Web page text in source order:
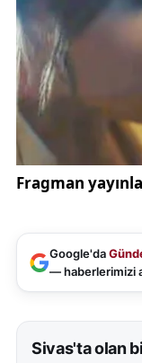
Google'da
— haberlerimizi
Sivas'ta olan